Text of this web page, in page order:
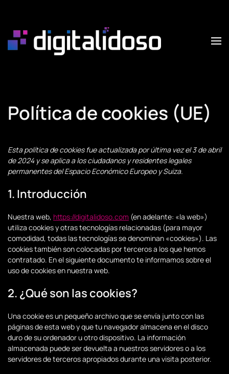
Skip to main content
Política de cookies (UE)
Esta política de cookies fue actualizada por última vez el 3 de abril
de 2024 y se aplica a los ciudadanos y residentes legales
permanentes del Espacio Económico Europeo y Suiza.
1. Introducción
Nuestra web, https://digitalidoso.com (en adelante: «la web»)
utiliza cookies y otras tecnologías relacionadas (para mayor
comodidad, todas las tecnologías se denominan «cookies»). Las
cookies también son colocadas por terceros a los que hemos
contratado. En el siguiente documento te informamos sobre el
uso de cookies en nuestra web.
2. ¿Qué son las cookies?
Una cookie es un pequeño archivo que se envía junto con las
páginas de esta web y que tu navegador almacena en el disco
duro de su ordenador u otro dispositivo. La información
almacenada puede ser devuelta a nuestros servidores o a los
servidores de terceros apropiados durante una visita posterior.